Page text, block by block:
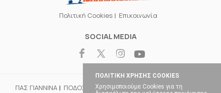
ΠΟΛΙΤΙΚΗ ΧΡΗΣΗΣ COOKIES
Χρησιμοποιούμε Cookies για τη
Πολιτική Cookies Επικοινωνία
SOCIAL MEDIA
ΠΑΣ ΓΙΑΝΝΙΝΑ ΠΟΔΟΣΦΑΙΡΟ ΜΠΑΣΚΕΤ ΒΟΛΕΪ ΧΑΝΤΜΠΟΛ